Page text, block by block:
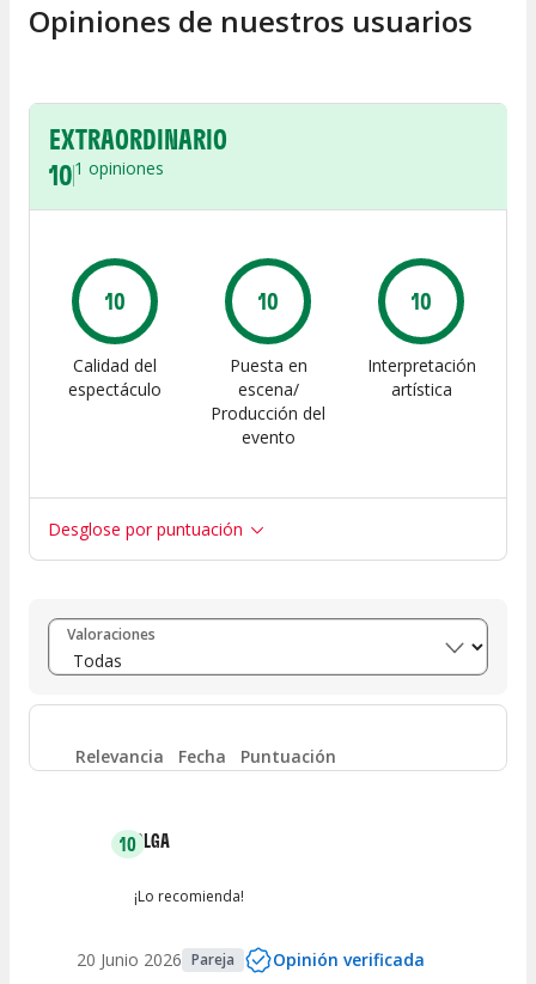
Opiniones de nuestros usuarios
EXTRAORDINARIO
101 opiniones
10
Calidad del
espectáculo
10
Puesta en
escena/
Producción del
evento
10
Interpretación
artística
Desglose por puntuación
Entre 8 y 10 (1)
Entre 6 y 8 (0)
Entre 4 y 6 0
Valoraciones
Relevancia Fecha Puntuación
10OLGA
¡Lo recomienda!
20 Junio 2026 Pareja Opinión verificada